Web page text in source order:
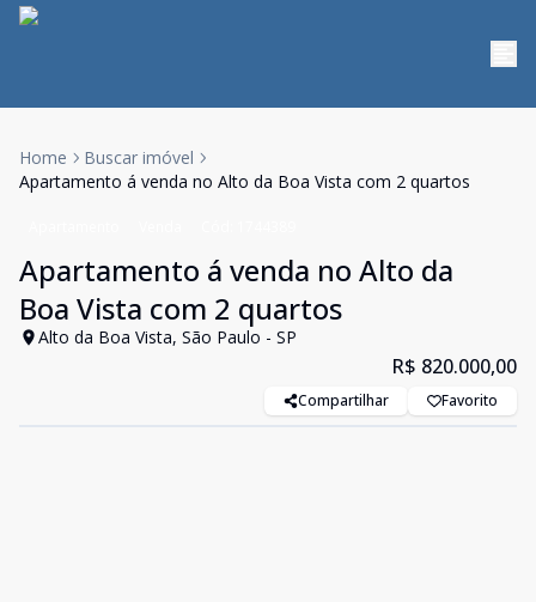
Home
Buscar imóvel
Apartamento á venda no Alto da Boa Vista com 2 quartos
Apartamento á venda no Alto da
Boa Vista com 2 quartos
Alto da Boa Vista, São Paulo - SP
R$ 820.000,00
Compartilhar Favorito